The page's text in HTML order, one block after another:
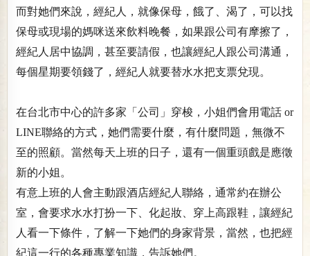
而對她們來說，經紀人，就像保母，餓了、渴了，可以找
保母或現場的媽咪送來飲料晚餐，如果跟公司有摩擦了，
經紀人居中協調，甚至要請假，也讓經紀人跟公司溝通，
每個星期要領錢了，經紀人就要替水水把支票兌現。
在台北市中心的許多家「公司」穿梭，小姐們會用電話 or
LINE聯絡的方式，她們需要什麼，有什麼問題，無微不
至的照顧。當然每天上班的日子，還有一個重頭戲是應徵
新的小姐。
有意上班的人會主動跟酒店經紀人聯絡，通常約在辦公
室，會要求水水打扮一下、化起妝、穿上高跟鞋，讓經紀
人看一下條件，了解一下她們的身家背景，當然，也把經
紀這一行的各種專業知識，告訴她們。